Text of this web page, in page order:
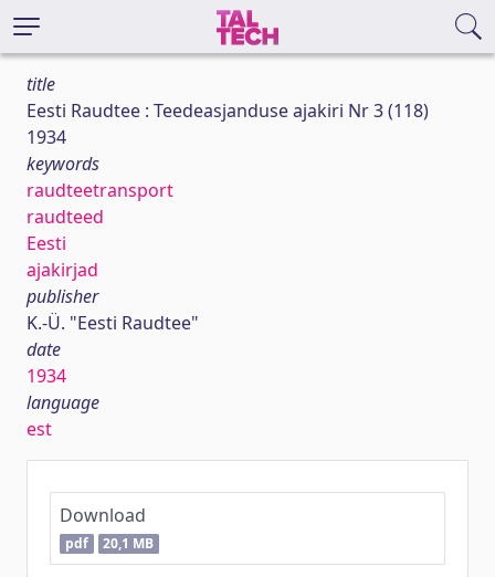
title
Eesti Raudtee : Teedeasjanduse ajakiri Nr 3 (118)
1934
keywords
raudteetransport
raudteed
Eesti
ajakirjad
publisher
K.-Ü. "Eesti Raudtee"
date
1934
language
est
Download
pdf 20,1 MB